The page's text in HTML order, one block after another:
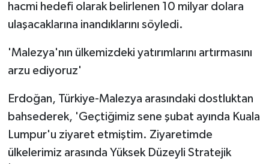
hacmi hedefi olarak belirlenen 10 milyar dolara
ulaşacaklarına inandıklarını söyledi.
'Malezya'nın ülkemizdeki yatırımlarını artırmasını
arzu ediyoruz'
Erdoğan, Türkiye-Malezya arasındaki dostluktan
bahsederek, 'Geçtiğimiz sene şubat ayında Kuala
Lumpur'u ziyaret etmiştim. Ziyaretimde
ülkelerimiz arasında Yüksek Düzeyli Stratejik